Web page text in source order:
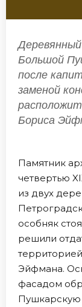
Большой
после
заменой
Бориса
Памятник
четвертью
из двух
особняк
решили
Эйфмана.
фасадом
Пушкарскую